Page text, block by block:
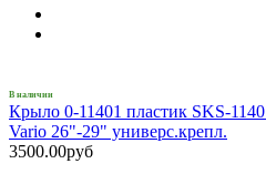
В наличии
Крыло 0-11401 пластик SKS-
Vario 26"-29" универс.крепл.
3500.00руб